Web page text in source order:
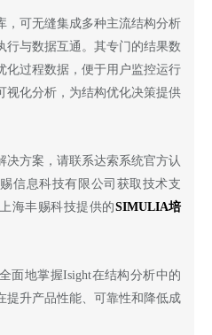
，可无缝集成多种主流结构分析
行与数据互通。其专门的结果数
化过程数据，便于用户监控运行
视化分析，为结构优化决策提供
决方案，请联系达索系统官方认
信息科技有限公司获取技术支
海丰赐科技提供的SIMULIA培
面地掌握Isight在结构分析中的
提升产品性能、可靠性和降低成